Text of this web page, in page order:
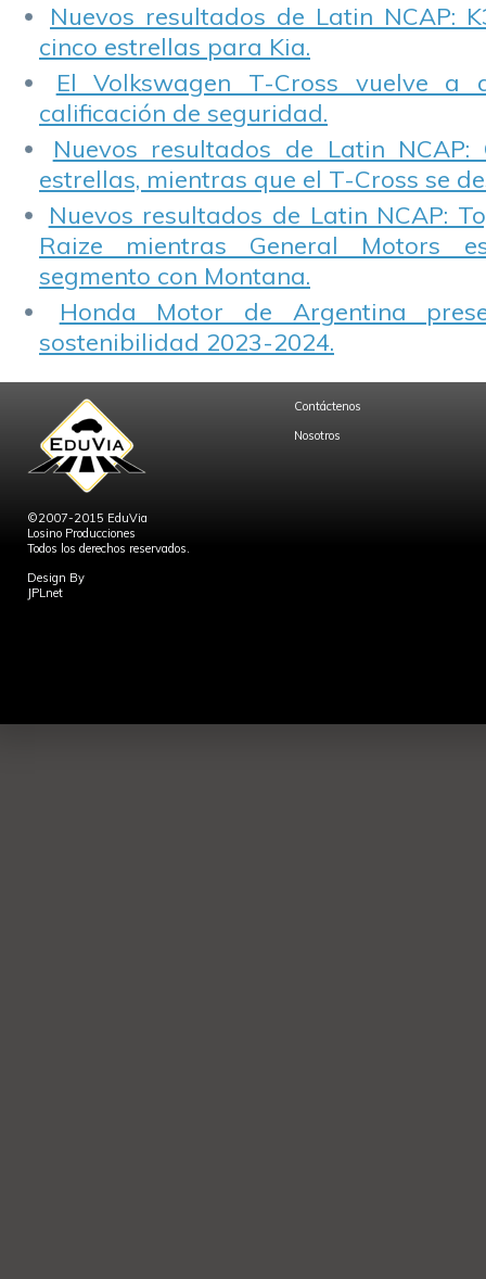
Nuevos resultados de Latin NCAP:
cinco estrellas para Kia.
El Volkswagen T-Cross vuelve a
calificación de seguridad.
Nuevos resultados de Latin NCAP:
estrellas, mientras que el T-Cross se
Nuevos resultados de Latin NCAP:
Raize mientras General Motors
segmento con Montana.
Honda Motor de Argentina
sostenibilidad 2023-2024.
©2007-2015 EduVia
Losino Producciones
Todos los derechos reservados.
Design By
JPLnet
Contáctenos
Nosotros